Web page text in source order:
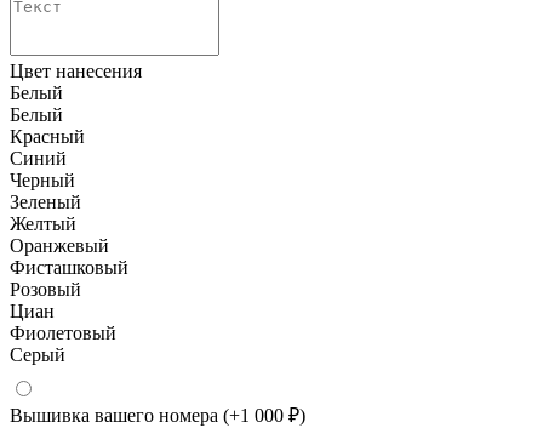
Цвет нанесения
Белый
Белый
Красный
Синий
Черный
Зеленый
Желтый
Оранжевый
Фисташковый
Розовый
Циан
Фиолетовый
Серый
Вышивка вашего номера (+1 000 ₽)